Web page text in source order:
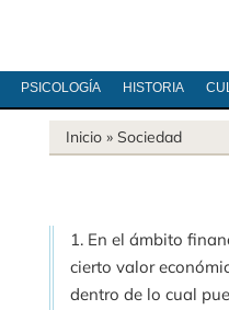
PSICOLOGÍA HISTORIA
Inicio » Sociedad
1. En el ámbito
cierto valor
dentro de lo cual